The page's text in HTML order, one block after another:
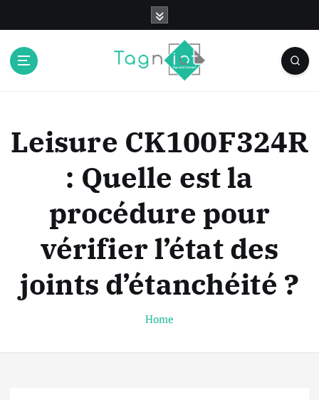
Leisure CK100F324R
: Quelle est la
procédure pour
vérifier l’état des
joints d’étanchéité ?
Home